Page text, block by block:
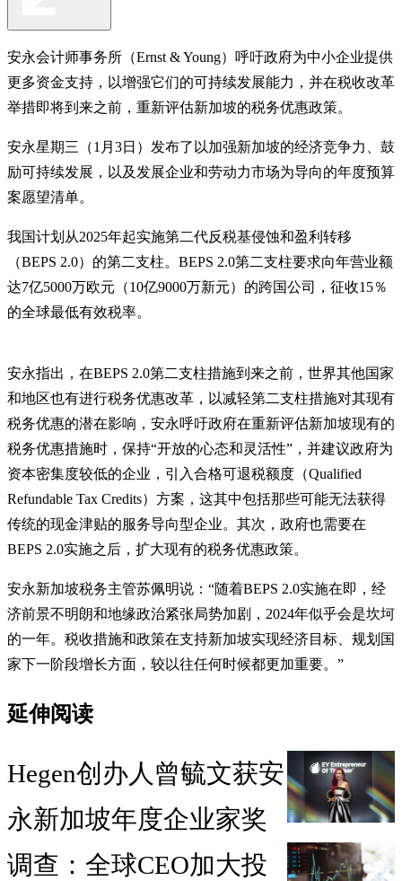
安永会计师事务所（Ernst & Young）呼吁政府为中小企业提供
更多资金支持，以增强它们的可持续发展能力，并在税收改革
举措即将到来之前，重新评估新加坡的税务优惠政策。
安永星期三（1月3日）发布了以加强新加坡的经济竞争力、鼓
励可持续发展，以及发展企业和劳动力市场为导向的年度预算
案愿望清单。
我国计划从2025年起实施第二代反税基侵蚀和盈利转移
（BEPS 2.0）的第二支柱。BEPS 2.0第二支柱要求向年营业额
达7亿5000万欧元（10亿9000万新元）的跨国公司，征收15％
的全球最低有效税率。
安永指出，在BEPS 2.0第二支柱措施到来之前，世界其他国家
和地区也有进行税务优惠改革，以减轻第二支柱措施对其现有
税务优惠的潜在影响，安永呼吁政府在重新评估新加坡现有的
税务优惠措施时，保持“开放的心态和灵活性”，并建议政府为
资本密集度较低的企业，引入合格可退税额度（Qualified
Refundable Tax Credits）方案，这其中包括那些可能无法获得
传统的现金津贴的服务导向型企业。其次，政府也需要在
BEPS 2.0实施之后，扩大现有的税务优惠政策。
安永新加坡税务主管苏佩明说：“随着BEPS 2.0实施在即，经
济前景不明朗和地缘政治紧张局势加剧，2024年似乎会是坎坷
的一年。税收措施和政策在支持新加坡实现经济目标、规划国
家下一阶段增长方面，较以往任何时候都更加重要。”
延伸阅读
Hegen创办人曾毓文获安
永新加坡年度企业家奖
调查：全球CEO加大投